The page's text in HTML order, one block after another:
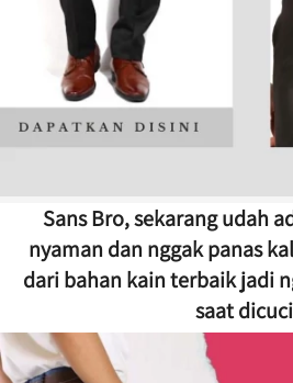
Sans Bro, sekarang udah
nyaman dan nggak panas
dari bahan kain terbaik jadi
saat